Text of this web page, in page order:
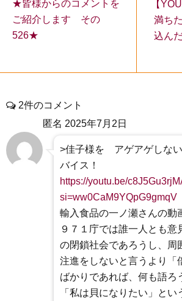
★皆様からのコメントを
ご紹介します その
526★
【
満ち
込ん
2件のコメント
匿名 2025年7月2日
>佳子様を アゲアゲしな
バイス！
https://youtu.be/
si=ww0CaM9YQpG9gmqV
輸入食品の一ノ瀬さんの動
９７１庁では誰一人とも意
の閉鎖社会であろうし、周
注進をしないと言うより「
ばかりであれば、何も語ろ
「私は貝になりたい」とい